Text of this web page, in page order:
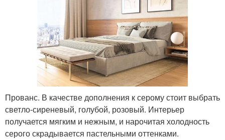
Прованс. В качестве дополнения к серому стоит выбрать
светло-сиреневый, голубой, розовый. Интерьер
получается мягким и нежным, и нарочитая холодность
серого скрадывается пастельными оттенками.